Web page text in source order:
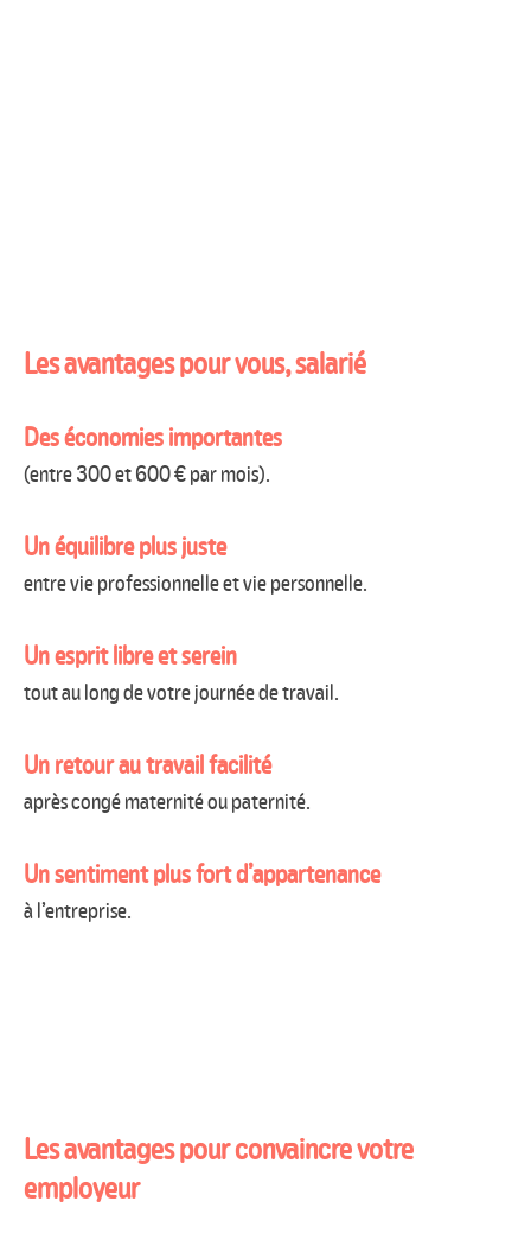
Les avantages pour vous, salarié
Des économies importantes
(entre 300 et 600 € par mois).
Un équilibre plus juste
entre vie professionnelle et vie personnelle.
Un esprit libre et serein
tout au long de votre journée de travail.
Un retour au travail facilité
après congé maternité ou paternité.
Un sentiment plus fort d’appartenance
à l’entreprise.
Les avantages pour convaincre votre
employeur